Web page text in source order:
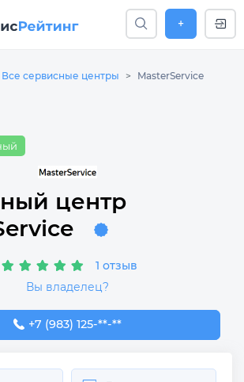
+
Все сервисные центры MasterService
центр
1 отзыв
Вы владелец?
+7 (983) 125-08-08
+7 (983) 125-**-**